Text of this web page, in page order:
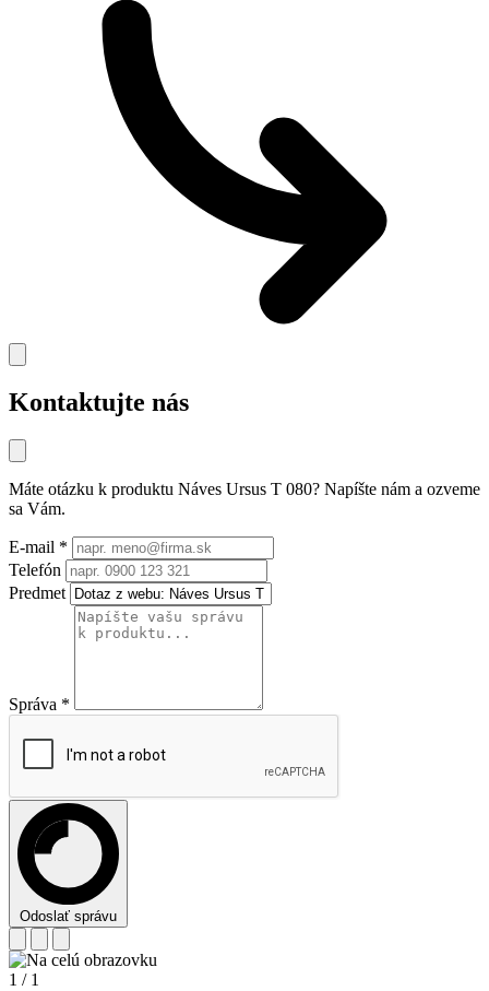
Kontaktujte nás
Máte otázku k produktu Náves Ursus T 080? Napíšte nám a ozveme
sa Vám.
E-mail *
Telefón
Predmet
Správa *
Odoslať správu
1 / 1